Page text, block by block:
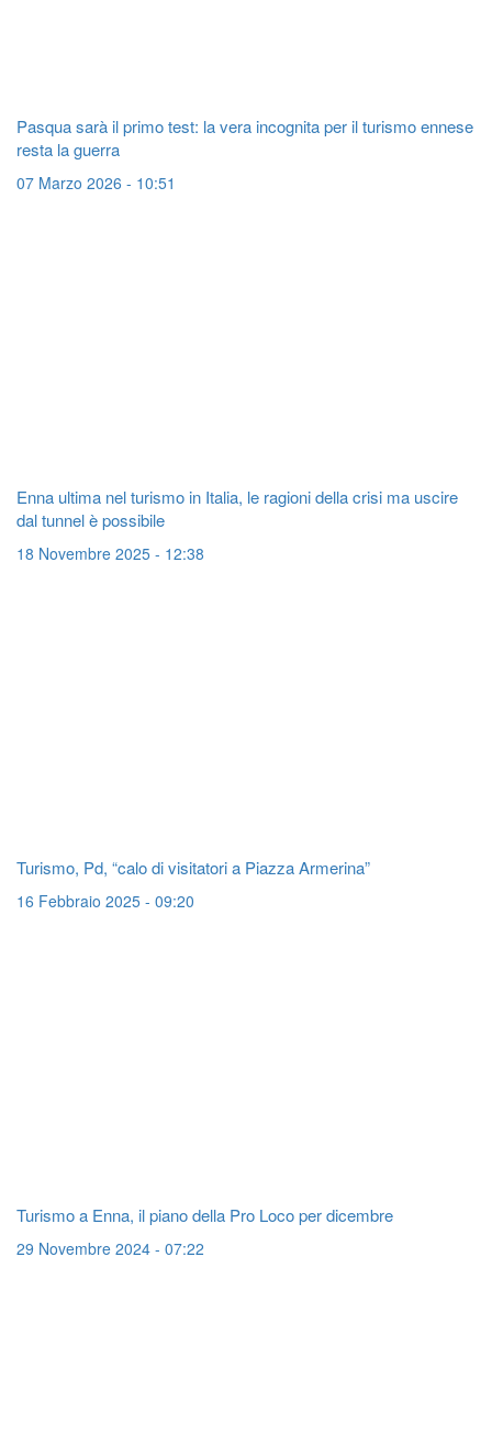
Pasqua sarà il primo test: la vera incognita per il turismo ennese
resta la guerra
07 Marzo 2026 - 10:51
Enna ultima nel turismo in Italia, le ragioni della crisi ma uscire
dal tunnel è possibile
18 Novembre 2025 - 12:38
Turismo, Pd, “calo di visitatori a Piazza Armerina”
16 Febbraio 2025 - 09:20
Turismo a Enna, il piano della Pro Loco per dicembre
29 Novembre 2024 - 07:22